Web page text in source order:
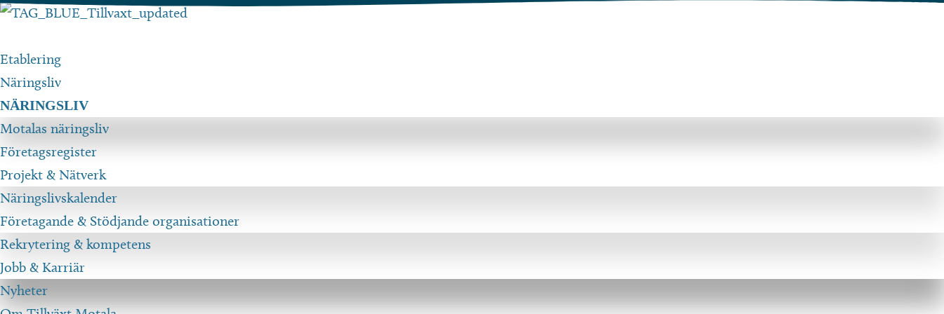
Hoppa
innehåll
Etablering
Näringsliv
NÄRINGSLIV
Motalas näringsliv
Företagsregister
Projekt & Nätverk
Näringslivskalender
Företagande & Stödjande organisationer
Rekrytering & kompetens
Jobb & Karriär
Nyheter